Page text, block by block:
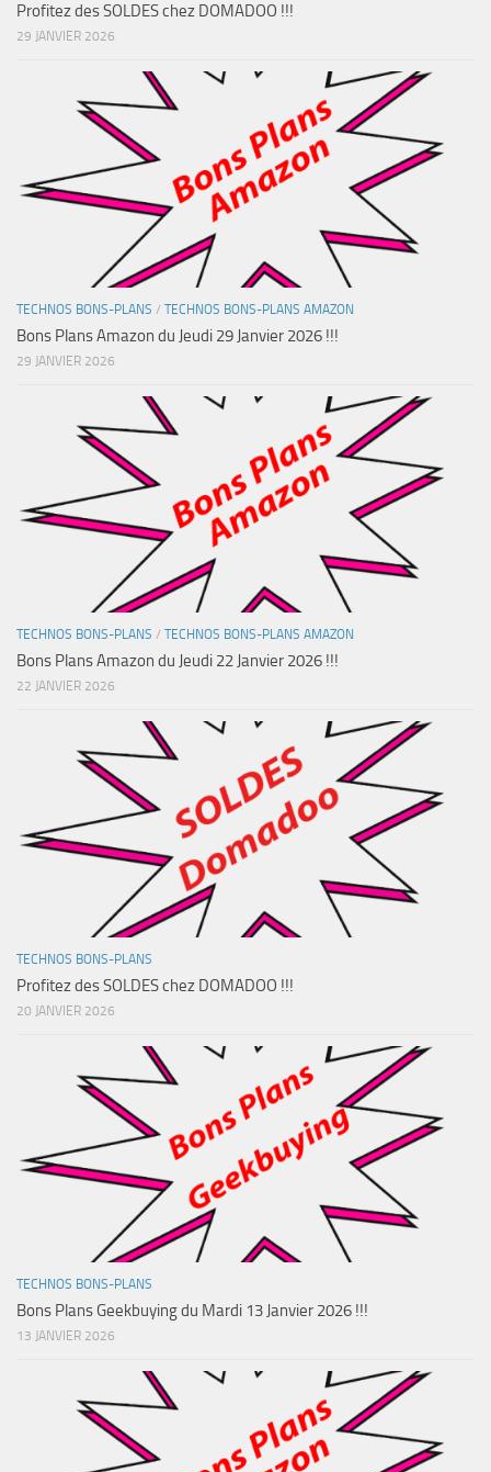
Profitez des SOLDES chez DOMADOO !!!
29 JANVIER 2026
TECHNOS BONS-PLANS / TECHNOS BONS-PLANS AMAZON
Bons Plans Amazon du Jeudi 29 Janvier 2026 !!!
29 JANVIER 2026
TECHNOS BONS-PLANS / TECHNOS BONS-PLANS AMAZON
Bons Plans Amazon du Jeudi 22 Janvier 2026 !!!
22 JANVIER 2026
TECHNOS BONS-PLANS
Profitez des SOLDES chez DOMADOO !!!
20 JANVIER 2026
TECHNOS BONS-PLANS
Bons Plans Geekbuying du Mardi 13 Janvier 2026 !!!
13 JANVIER 2026